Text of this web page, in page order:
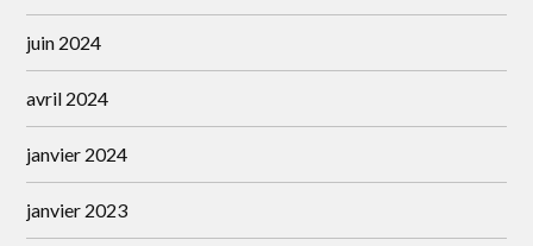
juin 2024
avril 2024
janvier 2024
janvier 2023